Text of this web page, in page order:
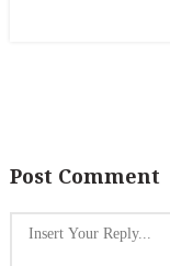
Post Comment